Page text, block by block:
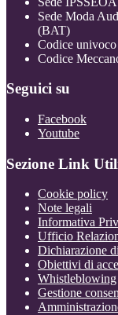
Sede Moda
(BAT)
Codice
Codice
Seguici su
Facebook
Youtube
Sezione Link
Cookie policy
Note legali
Informativa
Ufficio
Dichiarazione
Obiettivi di
Whistleblowing
Gestione